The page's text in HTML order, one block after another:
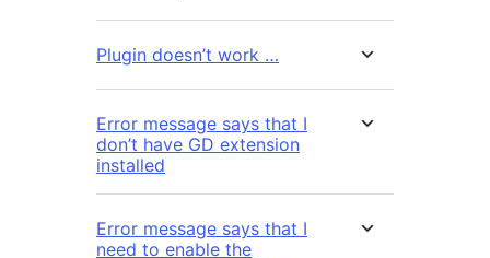
Plugin doesn’t work …
Error message says that I
don’t have GD extension
installed
Error message says that I
need to enable the